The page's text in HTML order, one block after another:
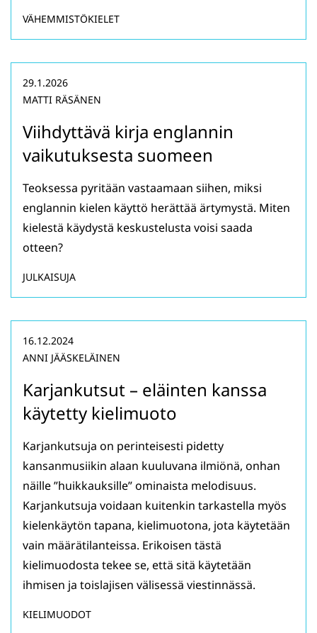
VÄHEMMISTÖKIELET
Viihdyttävä kirja englannin
vaikutuksesta suomeen
29.1.2026
MATTI RÄSÄNEN
Teoksessa pyritään vastaamaan siihen, miksi
englannin kielen käyttö herättää ärtymystä. Miten
kielestä käydystä keskustelusta voisi saada
otteen?
JULKAISUJA
Karjankutsut – eläinten kanssa
käytetty kielimuoto
16.12.2024
ANNI JÄÄSKELÄINEN
Karjankutsuja on perinteisesti pidetty
kansanmusiikin alaan kuuluvana ilmiönä, onhan
näille ”huikkauksille” ominaista melodisuus.
Karjankutsuja voidaan kuitenkin tarkastella myös
kielenkäytön tapana, kielimuotona, jota käytetään
vain määrätilanteissa. Erikoisen tästä
kielimuodosta tekee se, että sitä käytetään
ihmisen ja toislajisen välisessä viestinnässä.
KIELIMUODOT